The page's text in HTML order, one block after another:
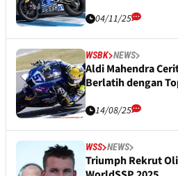
04/11/25
WSBK NEWS
Aldi Mahendra
Berlatih dengan
14/08/25
WSS NEWS
Triumph Rekrut